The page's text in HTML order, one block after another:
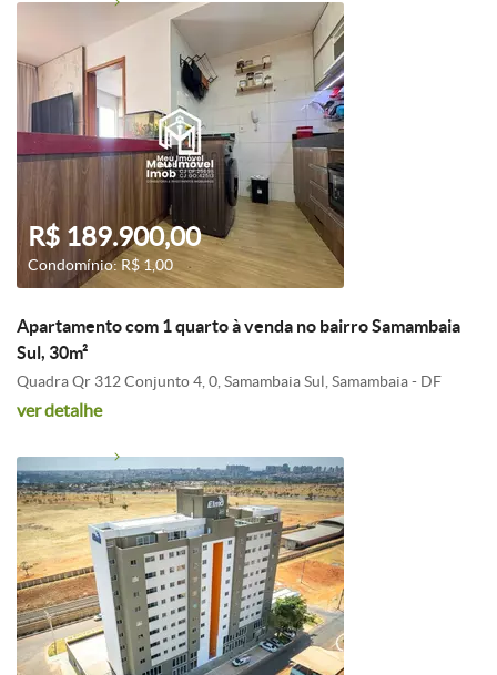
R$ 189.900,00
Condomínio: R$ 1,00
Apartamento com 1 quarto à venda no bairro Samambaia
Sul, 30m²
Quadra Qr 312 Conjunto 4, 0, Samambaia Sul, Samambaia - DF
ver detalhe